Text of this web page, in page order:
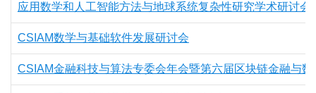
应用数学和人工智能方法与地球系统复杂性研究学术研讨会
CSIAM数学与基础软件发展研讨会
CSIAM金融科技与算法专委会年会暨第六届区块链金融与